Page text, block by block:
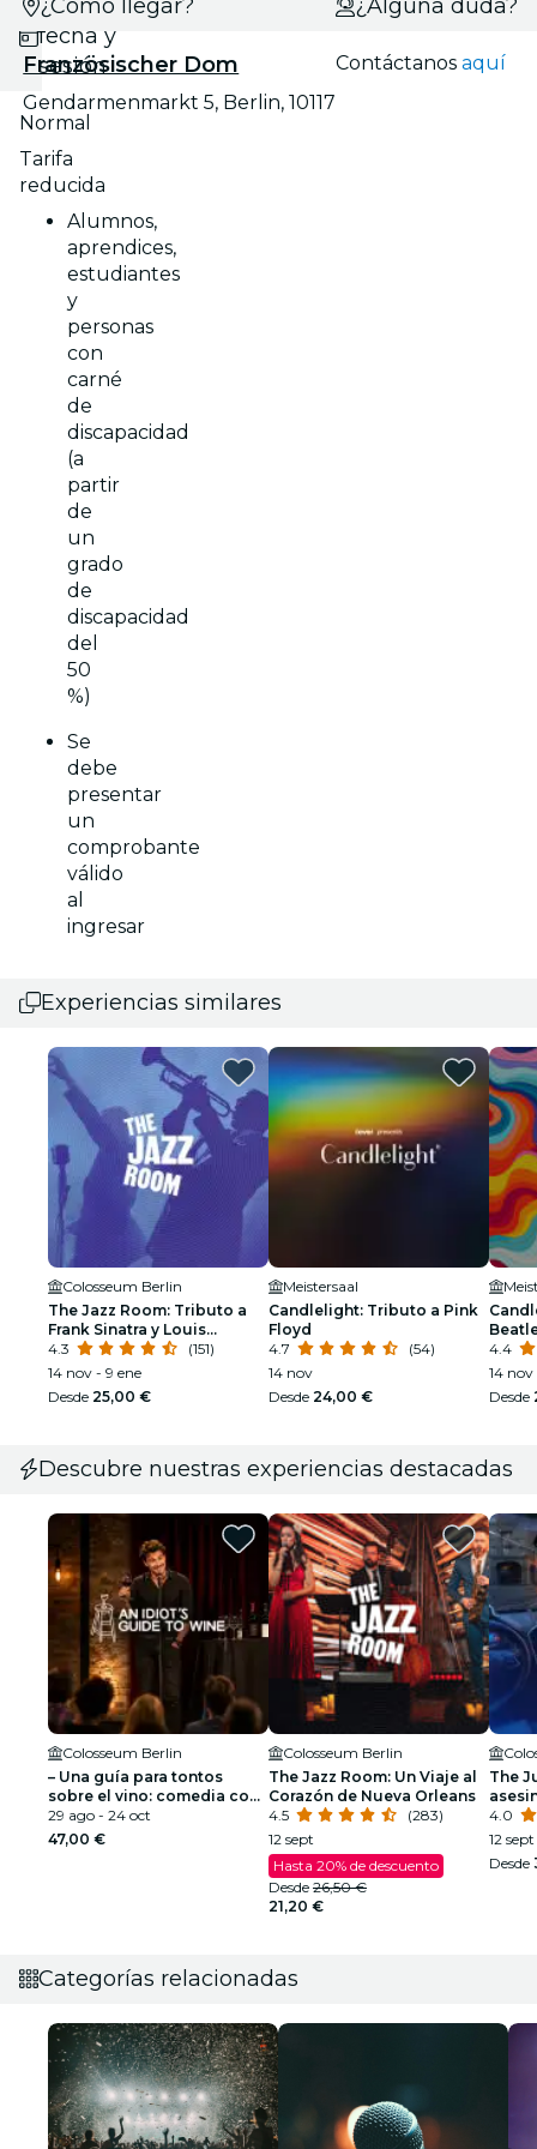
Selecciona
fecha y
sesión
Normal
Tarifa
reducida
Alumnos,
aprendices,
estudiantes
y
personas
con
carné
de
discapacidad
(a
partir
de
un
grado
de
discapacidad
del
50
%)
Se
debe
presentar
un
comprobante
válido
al
ingresar
¿Cómo llegar?
Französischer Dom
Gendarmenmarkt 5, Berlin, 10117
¿Alguna duda?
Contáctanosaquí
Experiencias similares
Colosseum Berlin
The Jazz Room: Tributo a
Frank Sinatra y Louis
Armstrong
4.3
(151)
14 nov - 9 ene
Desde 25,00 €
Meistersaal
Candlelight: Tributo a Pink
Floyd
4.7
(54)
14 nov
Desde 24,00 €
4.4
14 nov
Desde
Descubre nuestras experiencias destacadas
Colosseum Berlin
– Una guía para tontos
sobre el vino: comedia con
vino
29 ago - 24 oct
47,00 €
Colosseum Berlin
The Jazz Room: Un Viaje al
Corazón de Nueva Orleans
4.5
(283)
12 sept
Hasta 20% de descuento
Desde 26,50 €
21,20 €
The
4.0
12
Desde
Categorías relacionadas